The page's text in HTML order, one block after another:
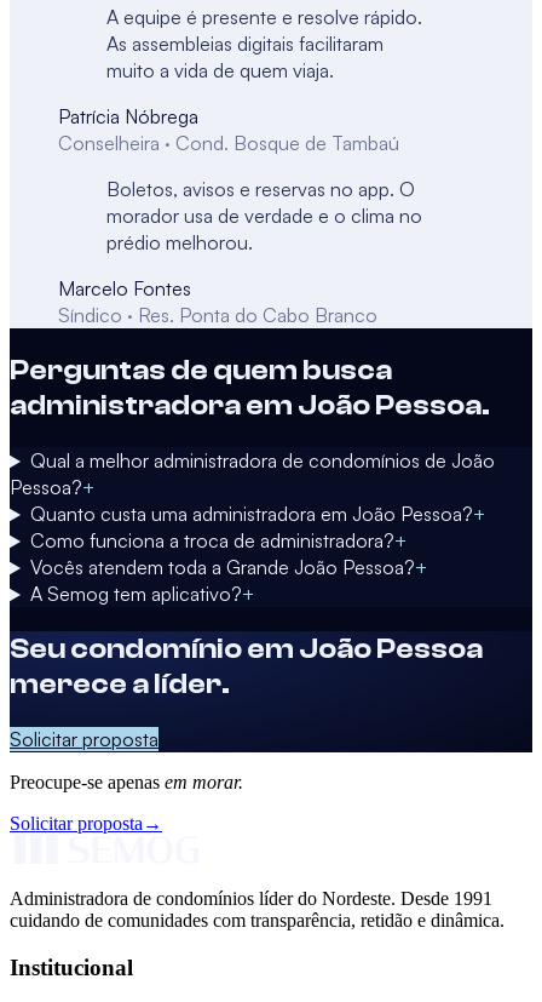
A equipe é presente e resolve rápido.
As assembleias digitais facilitaram
muito a vida de quem viaja.
Patrícia Nóbrega
Conselheira · Cond. Bosque de Tambaú
Boletos, avisos e reservas no app. O
morador usa de verdade e o clima no
prédio melhorou.
Marcelo Fontes
Síndico · Res. Ponta do Cabo Branco
Perguntas de quem busca
administradora em João Pessoa.
Qual a melhor administradora de condomínios de João
Pessoa?+
Quanto custa uma administradora em João Pessoa?+
Como funciona a troca de administradora?+
Vocês atendem toda a Grande João Pessoa?+
A Semog tem aplicativo?+
Seu condomínio em João Pessoa
merece a líder.
Solicitar proposta
Preocupe-se apenas em morar.
Solicitar proposta →
Administradora de condomínios líder do Nordeste. Desde 1991
cuidando de comunidades com transparência, retidão e dinâmica.
Institucional